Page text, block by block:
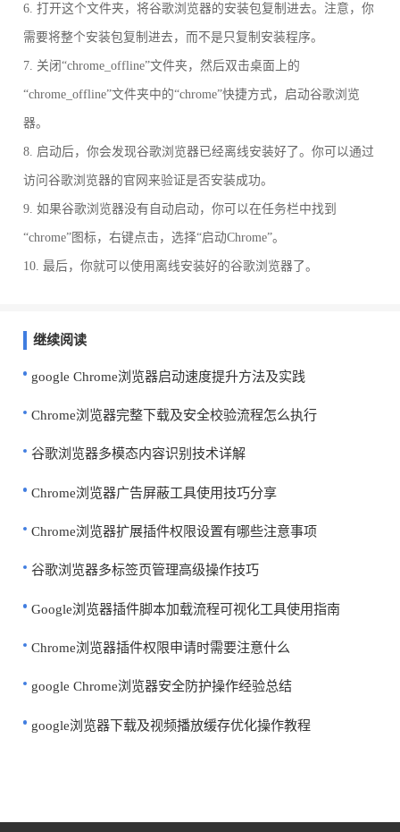
6. 打开这个文件夹，将谷歌浏览器的安装包复制进去。注意，你
需要将整个安装包复制进去，而不是只复制安装程序。
7. 关闭“chrome_offline”文件夹，然后双击桌面上的
“chrome_offline”文件夹中的“chrome”快捷方式，启动谷歌浏览
器。
8. 启动后，你会发现谷歌浏览器已经离线安装好了。你可以通过
访问谷歌浏览器的官网来验证是否安装成功。
9. 如果谷歌浏览器没有自动启动，你可以在任务栏中找到
“chrome”图标，右键点击，选择“启动Chrome”。
10. 最后，你就可以使用离线安装好的谷歌浏览器了。
继续阅读
google Chrome浏览器启动速度提升方法及实践
Chrome浏览器完整下载及安全校验流程怎么执行
谷歌浏览器多模态内容识别技术详解
Chrome浏览器广告屏蔽工具使用技巧分享
Chrome浏览器扩展插件权限设置有哪些注意事项
谷歌浏览器多标签页管理高级操作技巧
Google浏览器插件脚本加载流程可视化工具使用指南
Chrome浏览器插件权限申请时需要注意什么
google Chrome浏览器安全防护操作经验总结
google浏览器下载及视频播放缓存优化操作教程